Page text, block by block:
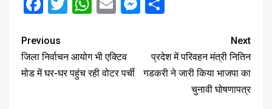
Previous
जिला निर्वाचन आयोग भी एक्टिव
मोड में घर-घर पहुंच रही वोटर पर्ची
Next
प्रदेश में परिवहन मंत्री नितिन
गडकरी ने जारी किया भाजपा का
चुनावी घोषणापत्र